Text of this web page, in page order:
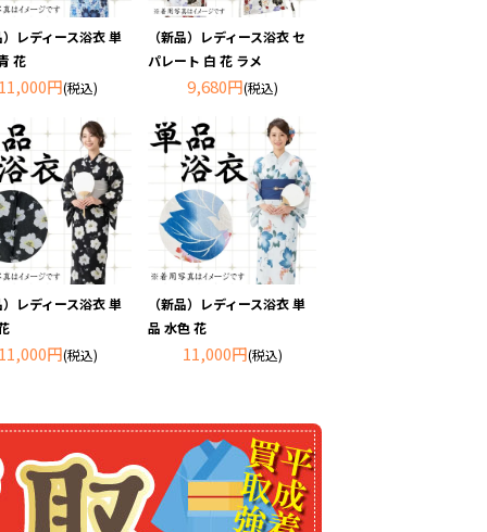
レディース浴衣 単
花
円(税込)
（新品）レディース浴衣 セ
パレート 白 花 ラメ
9,680円(税込)
レディース浴衣 単
円(税込)
（新品）レディース浴衣 単
品 水色 花
11,000円(税込)